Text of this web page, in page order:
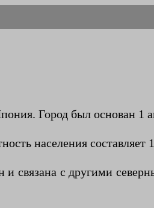
Город был основан 1
населения
связана с другими